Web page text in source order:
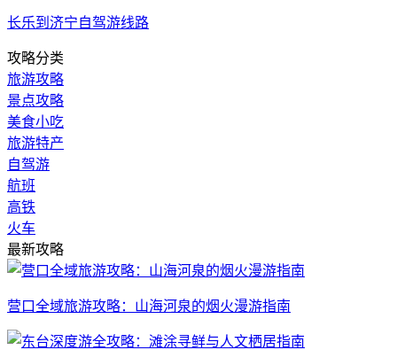
长乐到济宁自驾游线路
攻略分类
旅游攻略
景点攻略
美食小吃
旅游特产
自驾游
航班
高铁
火车
最新攻略
营口全域旅游攻略：山海河泉的烟火漫游指南